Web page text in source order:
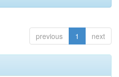
previous 1 next